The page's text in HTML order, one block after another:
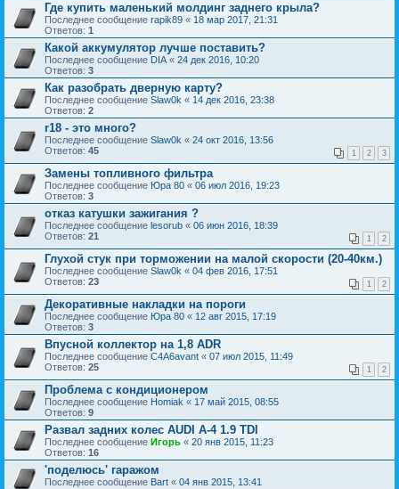
Где купить маленький молдинг заднего крыла?
Последнее сообщение rapik89 « 18 мар 2017, 21:31
Ответов: 1
Какой аккумулятор лучше поставить?
Последнее сообщение DIA « 24 дек 2016, 10:20
Ответов: 3
Как разобрать дверную карту?
Последнее сообщение Slаw0k « 14 дек 2016, 23:38
Ответов: 2
r18 - это много?
Последнее сообщение Slаw0k « 24 окт 2016, 13:56
Ответов: 45 1 2 3
Замены топливного фильтра
Последнее сообщение Юра 80 « 06 июл 2016, 19:23
Ответов: 3
отказ катушки зажигания ?
Последнее сообщение lesorub « 06 июн 2016, 18:39
Ответов: 21 1 2
Глухой стук при торможении на малой скорости (20-40км.)
Последнее сообщение Slаw0k « 04 фев 2016, 17:51
Ответов: 23 1 2
Декоративные накладки на пороги
Последнее сообщение Юра 80 « 12 авг 2015, 17:19
Ответов: 3
Впусной коллектор на 1,8 ADR
Последнее сообщение C4A6avant « 07 июл 2015, 11:49
Ответов: 25 1 2
Проблема с кондиционером
Последнее сообщение Homiak « 17 май 2015, 08:55
Ответов: 9
Развал задних колес AUDI A-4 1.9 TDI
Последнее сообщение Игорь « 20 янв 2015, 11:23
Ответов: 16
'поделюсь' гаражом
Последнее сообщение Bart « 04 янв 2015, 13:41